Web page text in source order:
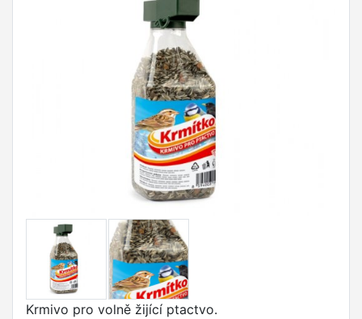
Krmivo pro volně žijící ptactvo.